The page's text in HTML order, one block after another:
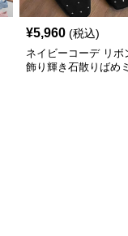
¥5,960 (税込)
ネイビーコーデ リボ
飾り輝き石散りばめ